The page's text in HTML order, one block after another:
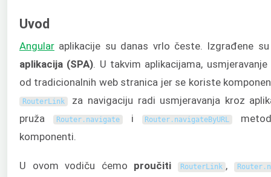
Uvod
Angular aplikacije su danas vrlo česte. Izgrađene
aplikacija (SPA) . U takvim aplikacijama,
od tradicionalnih web stranica jer se koriste
RouterLink za navigaciju radi usmjeravanja kroz
pruža
Router. navigate i Router . navigateByURL
komponenti.
U ovom vodiču ćemo proučiti RouterLink , Router.